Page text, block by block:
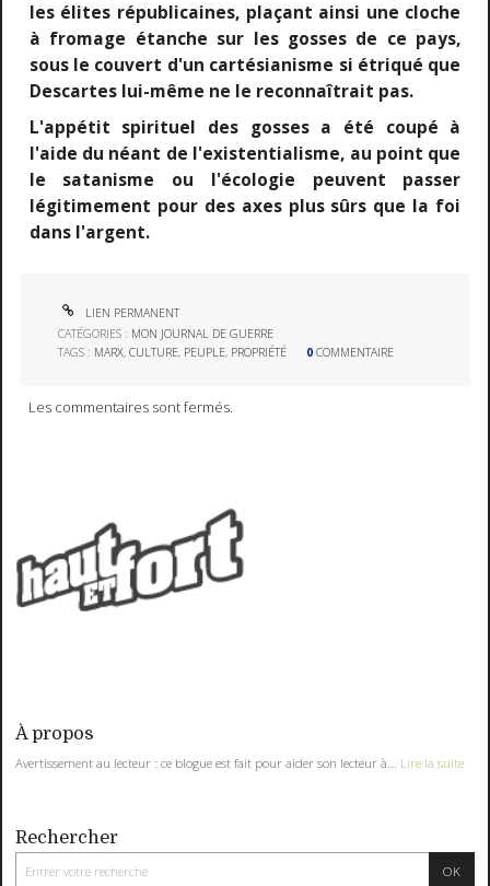
À propos
Avertissement au lecteur : ce blogue est fait pour aider son lecteur à... Lire la suite
Rechercher
les élites républicaines, plaçant ainsi une cloche
à fromage étanche sur les gosses de ce pays,
sous le couvert d'un cartésianisme si étriqué que
Descartes lui-même ne le reconnaîtrait pas.
L'appétit spirituel des gosses a été coupé à
l'aide du néant de l'existentialisme, au point que
le satanisme ou l'écologie peuvent passer
légitimement pour des axes plus sûrs que la foi
dans l'argent.
LIEN PERMANENT
CATÉGORIES : MON JOURNAL DE GUERRE
TAGS : MARX,CULTURE, PEUPLE, PROPRIÉTÉ 0 COMMENTAIRE
Les commentaires sont fermés.